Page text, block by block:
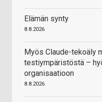
Elämän synty
8.8.2026
Myös Claude-tekoäly
testiympäristöstä –
organisaatioon
8.8.2026